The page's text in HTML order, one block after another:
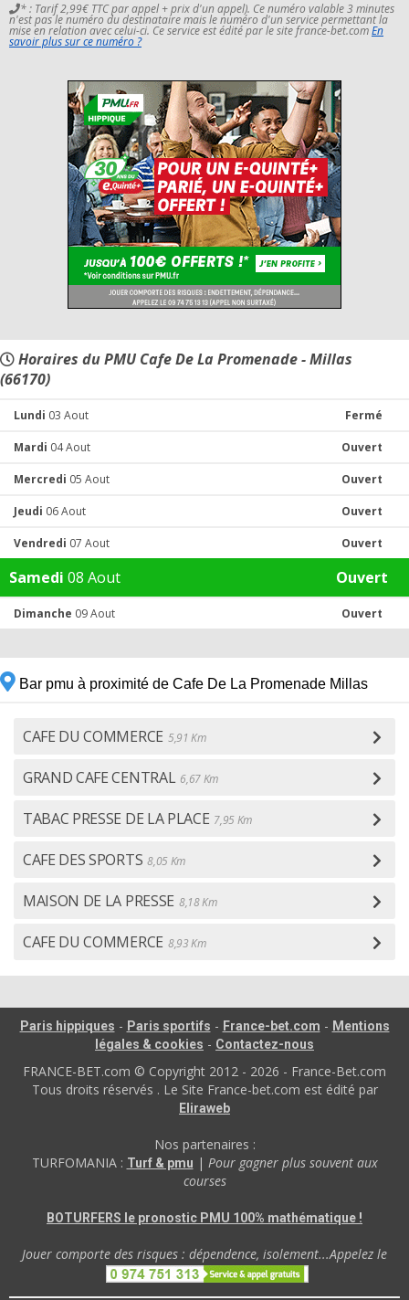
* : Tarif 2,99€ TTC par appel + prix d'un appel). Ce numéro valable 3 minutes
n'est pas le numéro du destinataire mais le numéro d'un service permettant la
mise en relation avec celui-ci. Ce service est édité par le site france-bet.comEn
savoir plus sur ce numéro ?
Horaires du PMU Cafe De La Promenade - Millas
(66170)
Lundi 03 Aout Fermé
Mardi 04 Aout Ouvert
Mercredi 05 Aout Ouvert
Jeudi 06 Aout Ouvert
Vendredi 07 Aout Ouvert
Samedi 08 Aout Ouvert
Dimanche 09 Aout Ouvert
Bar pmu à proximité de Cafe De La Promenade Millas
CAFE DU COMMERCE 5,91 Km
GRAND CAFE CENTRAL 6,67 Km
TABAC PRESSE DE LA PLACE 7,95 Km
CAFE DES SPORTS 8,05 Km
MAISON DE LA PRESSE 8,18 Km
CAFE DU COMMERCE 8,93 Km
Paris hippiques - Paris sportifs - France-bet.com - Mentions
légales & cookies - Contactez-nous
FRANCE-BET.com © Copyright 2012 - 2026 - France-Bet.com
Tous droits réservés . Le Site France-bet.com est édité par
Eliraweb
Nos partenaires :
TURFOMANIA : Turf & pmu | Pour gagner plus souvent aux
courses
BOTURFERS le pronostic PMU 100% mathématique !
Jouer comporte des risques : dépendence, isolement...Appelez le